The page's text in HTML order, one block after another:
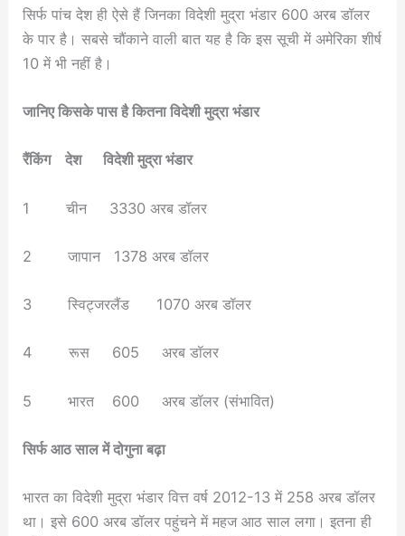
सिर्फ पांच देश ही ऐसे हैं जिनका विदेशी मुद्रा भंडार 600 अरब डॉलर
के पार है। सबसे चौंकाने वाली बात यह है कि इस सूची में अमेरिका शीर्ष
10 में भी नहीं है।
जानिए किसके पास है कितना विदेशी मुद्रा भंडार
रैंकिंग देश विदेशी मुद्रा भंडार
1 चीन 3330 अरब डॉलर
2 जापान 1378 अरब डॉलर
3 स्विट्जरलैंड 1070 अरब डॉलर
4 रूस 605 अरब डॉलर
5 भारत 600 अरब डॉलर (संभावित)
सिर्फ आठ साल में दोगुना बढ़ा
भारत का विदेशी मुद्रा भंडार वित्त वर्ष 2012-13 में 258 अरब डॉलर
था। इसे 600 अरब डॉलर पहुंचने में महज आठ साल लगा। इतना ही